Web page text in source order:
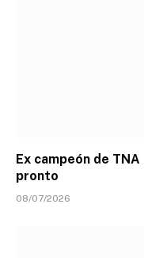
Ex campeón de
pronto
08/07/2026